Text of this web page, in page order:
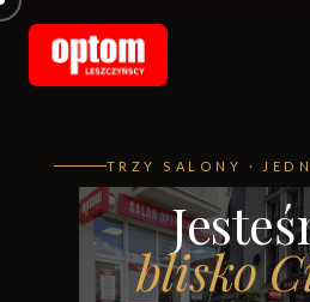
TRZY SALONY ·
blisko